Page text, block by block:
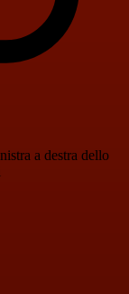
a destra dello